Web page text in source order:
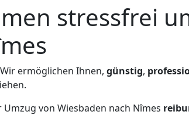
stressfrei
ermöglichen Ihnen, günstig,
von Wiesbaden nach Nîmes